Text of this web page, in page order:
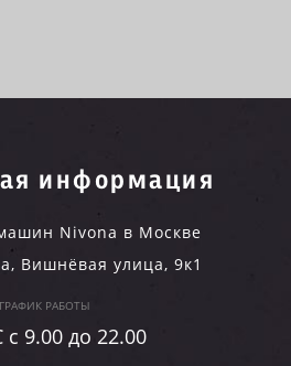
информация
Nivona в Москве
, Вишнёвая улица, 9к1
ГРАФИК РАБОТЫ
9.00 до 22.00